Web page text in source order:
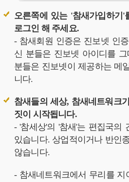
오른쪽에 있는 '참새가입하기
로그인 해 주세요.
- 참새회원 인증은 진보넷 인
신 분들은 진보넷 아이디를
분들은 진보넷이 제공하는 메
니다.
참새들의 세상, 참새네트워크
짓이 시작됩니다.
- '참세상'의 '참새'는 편집국의
있습니다. 상업적이거나 반인
않습니다.
- 참새네트워크에서 무리를